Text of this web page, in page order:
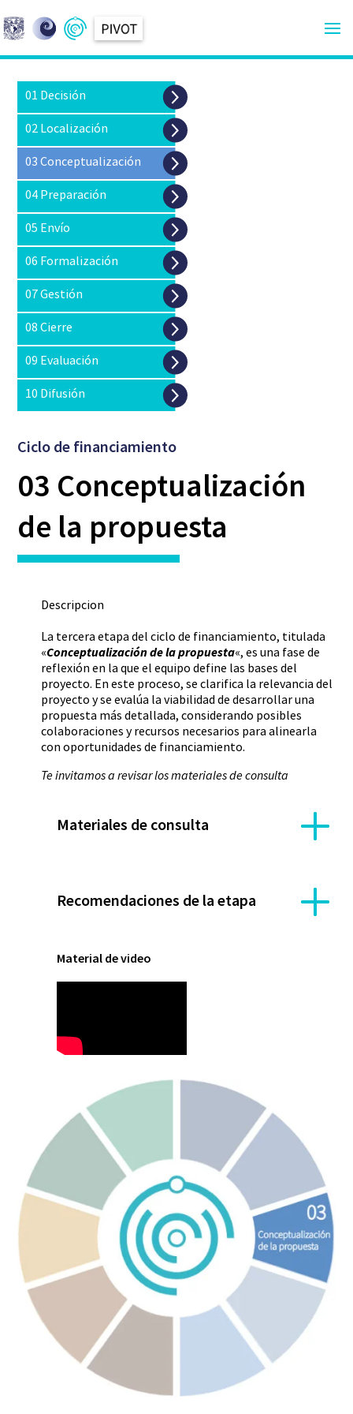
01 Decisión
02 Localización
03 Conceptualización
04 Preparación
05 Envío
06 Formalización
07 Gestión
08 Cierre
09 Evaluación
10 Difusión
Ciclo de financiamiento
03 Conceptualización
de la propuesta
Descripcion
La tercera etapa del ciclo de financiamiento, titulada
«Conceptualización de la propuesta«, es una fase de
reflexión en la que el equipo define las bases del
proyecto. En este proceso, se clarifica la relevancia del
proyecto y se evalúa la viabilidad de desarrollar una
propuesta más detallada, considerando posibles
colaboraciones y recursos necesarios para alinearla
con oportunidades de financiamiento.
Te invitamos a revisar los materiales de consulta
Materiales de consulta
Recomendaciones de la etapa
Material de video